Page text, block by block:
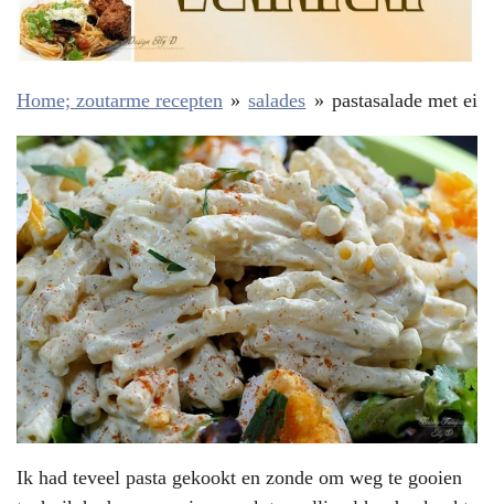
Home; zoutarme recepten » salades » pastasalade met ei
Ik had teveel pasta gekookt en zonde om weg te gooien